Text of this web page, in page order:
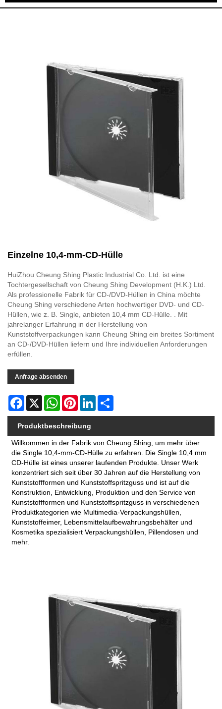
Einzelne 10,4-mm-CD-Hülle
HuiZhou Cheung Shing Plastic Industrial Co. Ltd. ist eine
Tochtergesellschaft von Cheung Shing Development (H.K.) Ltd.
Als professionelle Fabrik für CD-/DVD-Hüllen in China möchte
Cheung Shing verschiedene Arten hochwertiger DVD- und CD-
Hüllen, wie z. B. Single, anbieten 10,4 mm CD-Hülle. . Mit
jahrelanger Erfahrung in der Herstellung von
Kunststoffverpackungen kann Cheung Shing ein breites Sortiment
an CD-/DVD-Hüllen liefern und Ihre individuellen Anforderungen
erfüllen.
Anfrage absenden
Facebook
X WhatsAppPinterestLinkedIn
Produktbeschreibung
Willkommen in der Fabrik von Cheung Shing, um mehr über
die Single 10,4-mm-CD-Hülle zu erfahren. Die Single 10,4 mm
CD-Hülle ist eines unserer laufenden Produkte. Unser Werk
konzentriert sich seit über 30 Jahren auf die Herstellung von
Kunststoffformen und Kunststoffspritzguss und ist auf die
Konstruktion, Entwicklung, Produktion und den Service von
Kunststoffformen und Kunststoffspritzguss in verschiedenen
Produktkategorien wie Multimedia-Verpackungshüllen,
Kunststoffeimer, Lebensmittelaufbewahrungsbehälter und
Kosmetika spezialisiert Verpackungshüllen, Pillendosen und
mehr.